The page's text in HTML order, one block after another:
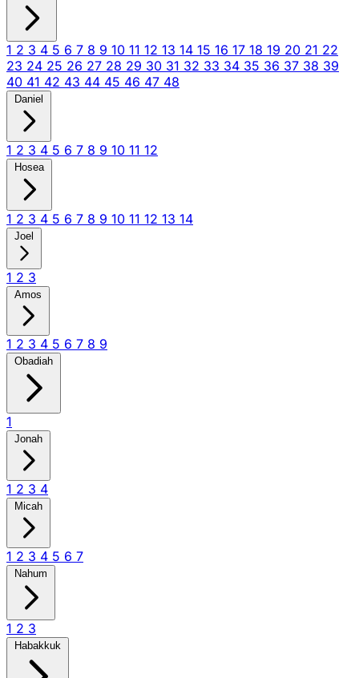
1 2 3 4 5 6 7 8 9 10 11 12 13 14 15 16 17 18 19 20 21 22
23 24 25 26 27 28 29 30 31 32 33 34 35 36 37 38 39
40 41 42 43 44 45 46 47 48
Daniel
1 2 3 4 5 6 7 8 9 10 11 12
Hosea
1 2 3 4 5 6 7 8 9 10 11 12 13 14
Joel
1 2 3
Amos
1 2 3 4 5 6 7 8 9
Obadiah
1
Jonah
1 2 3 4
Micah
1 2 3 4 5 6 7
Nahum
1 2 3
Habakkuk